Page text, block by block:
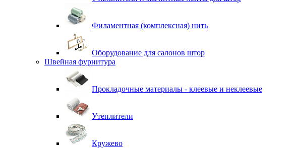
Филаментная (комплексная) нить
Оборудование для салонов штор
Швейная фурнитура
Прокладочные материалы - клеевые и неклеевые
Утеплители
Кружево